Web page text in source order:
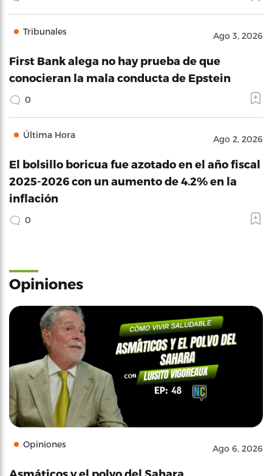
Tribunales Ago 3, 2026
First Bank alega no hay prueba de que
conocieran la mala conducta de Epstein
0
Última Hora Ago 2, 2026
El bolsillo boricua fue azotado en el año fiscal
2025-2026 con un aumento de 4.2% en la
inflación
0
Opiniones
Opiniones Ago 6, 2026
Asmáticos y el polvo del Sahara